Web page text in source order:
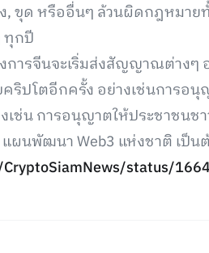
, ขุด หรืออื่นๆ ล้วนผิดกฎหมาย
ทุกปี
การจีนจะเริ่มส่งสัญญาณต่างๆ
ริปโตอีกครั้ง อย่างเช่นการอนุ
เช่น การอนุญาตให้ประชาชนช
ผนพัฒนา Web3 แห่งชาติ เป็น
status/